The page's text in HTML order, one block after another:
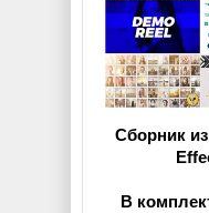
Сборник
В